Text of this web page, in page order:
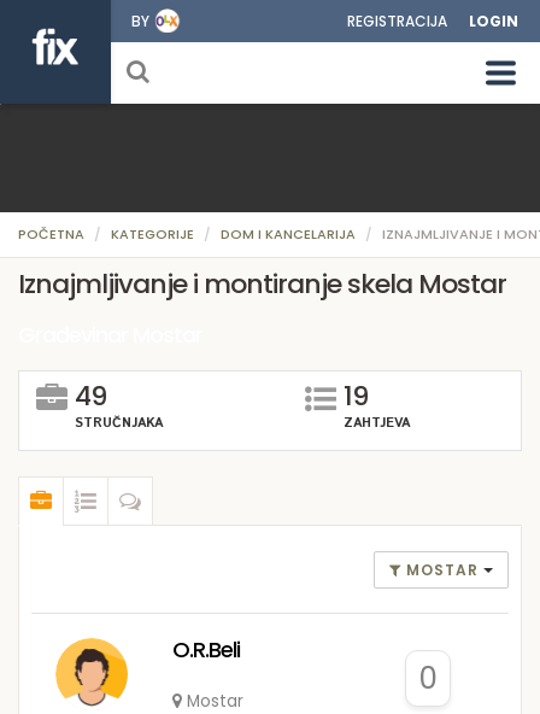
BY REGISTRACIJA LOGIN
POČETNA KATEGORIJE DOM I KANCELARIJA IZNAJMLJIVANJE I
Iznajmljivanje i montiranje skela Mostar
49
STRUČNJAKA
19
ZAHTJEVA
MOSTAR
O.R.Beli
Mostar
0